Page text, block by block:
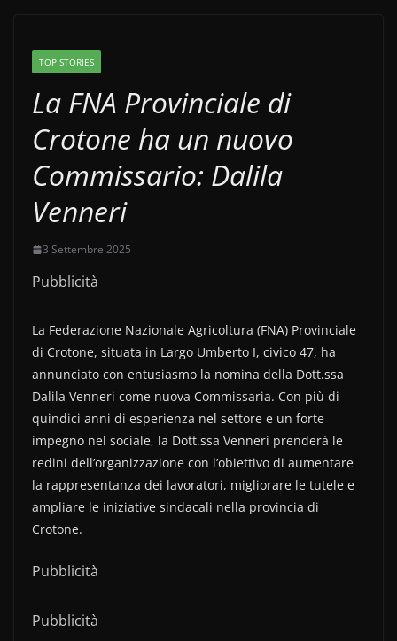
TOP STORIES
La FNA Provinciale di
Crotone ha un nuovo
Commissario: Dalila
Venneri
3 Settembre 2025
Pubblicità
La Federazione Nazionale Agricoltura (FNA) Provinciale
di Crotone, situata in Largo Umberto I, civico 47, ha
annunciato con entusiasmo la nomina della Dott.ssa
Dalila Venneri come nuova Commissaria. Con più di
quindici anni di esperienza nel settore e un forte
impegno nel sociale, la Dott.ssa Venneri prenderà le
redini dell’organizzazione con l’obiettivo di aumentare
la rappresentanza dei lavoratori, migliorare le tutele e
ampliare le iniziative sindacali nella provincia di
Crotone.
Pubblicità
Pubblicità